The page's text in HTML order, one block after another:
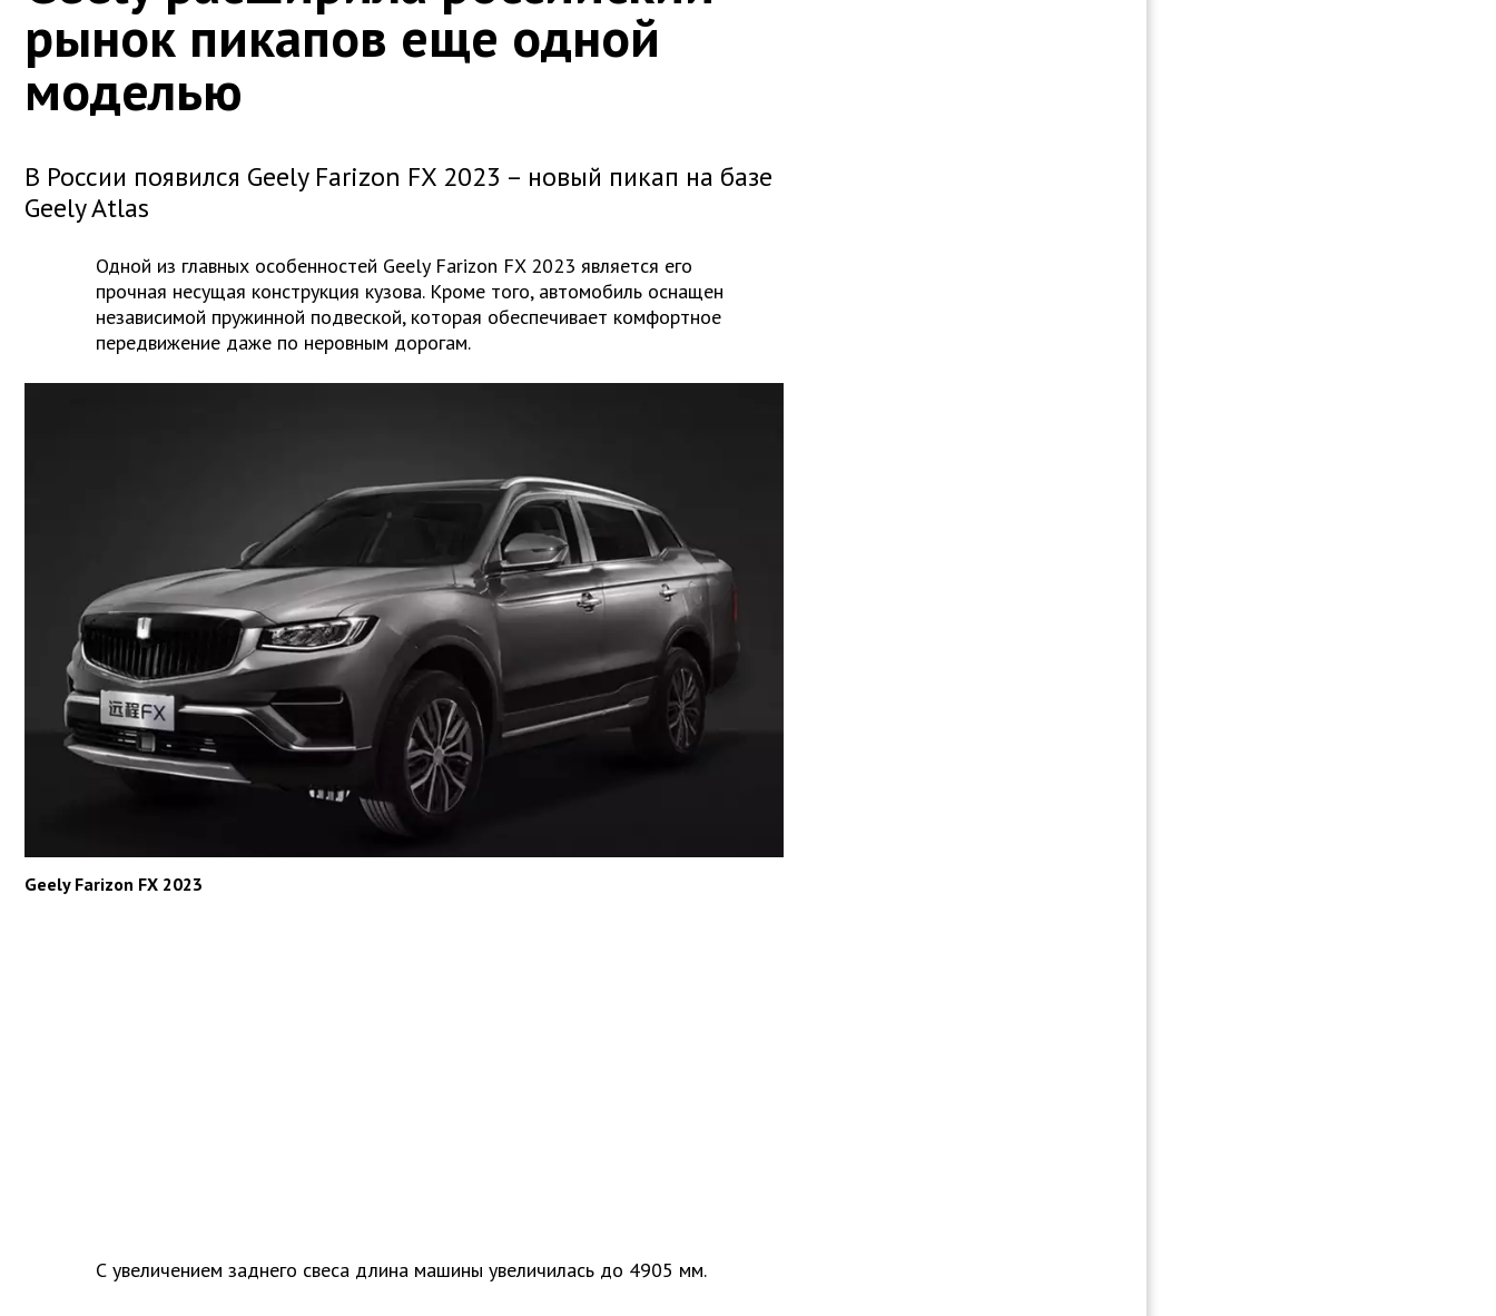
рынок пикапов еще одной
моделью
В России появился Geely Farizon FX 2023 – новый пикап на базе
Geely Atlas
Одной из главных особенностей Geely Farizon FX 2023 является его
прочная несущая конструкция кузова. Кроме того, автомобиль оснащен
независимой пружинной подвеской, которая обеспечивает комфортное
передвижение даже по неровным дорогам.
Geely Farizon FX 2023
С увеличением заднего свеса длина машины увеличилась до 4905 мм.